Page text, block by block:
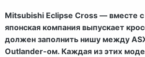
Mitsubishi Eclipse Cross — вместе
японская компания выпускает
должен заполнить нишу между
Outlander-ом. Каждая из этих